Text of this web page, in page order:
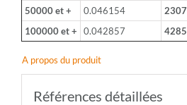
Puis.:
1/4W
-
-
Cdt.:
50000 et +
0.046154
100000 et +
0.042857
A propos du produit
Références détaillées